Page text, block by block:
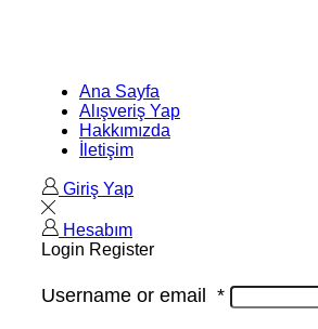
Ana Sayfa
Alışveriş Yap
Hakkımızda
İletişim
Giriş Yap
Hesabım
Login Register
Username or email *